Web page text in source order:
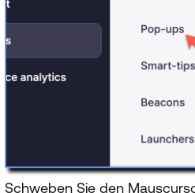
Schweben Sie den